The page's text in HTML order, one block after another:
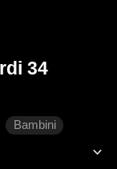
34
Bambini